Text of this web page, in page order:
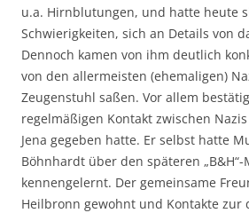
u.a. Hirnblutungen, und hatte heute
Schwierigkeiten, sich an Details von
Dennoch kamen von ihm deutlich
von den allermeisten (ehemaligen)
Zeugenstuhl saßen. Vor allem
regelmäßigen Kontakt zwischen
Jena gegeben hatte. Er selbst hatte
Böhnhardt über den späteren „B&H“-
kennengelernt. Der gemeinsame
Heilbronn gewohnt und Kontakte zur